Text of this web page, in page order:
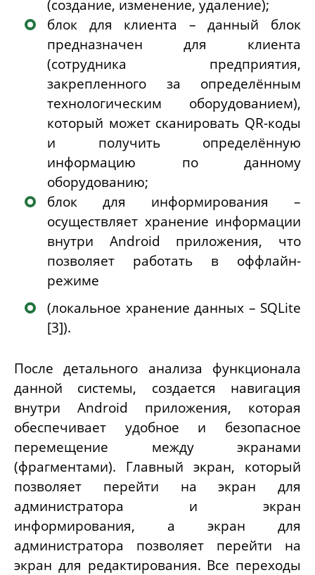
(создание, изменение, удаление);
блок для клиента – данный блок
предназначен для клиента
(сотрудника предприятия,
закрепленного за определённым
технологическим оборудованием),
который может сканировать QR-коды
и получить определённую
информацию по данному
оборудованию;
блок для информирования –
осуществляет хранение информации
внутри Android приложения, что
позволяет работать в оффлайн-
режиме
(локальное хранение данных – SQLite
[3]).
После детального анализа функционала
данной системы, создается навигация
внутри Android приложения, которая
обеспечивает удобное и безопасное
перемещение между экранами
(фрагментами). Главный экран, который
позволяет перейти на экран для
администратора и экран
информирования, а экран для
администратора позволяет перейти на
экран для редактирования. Все переходы